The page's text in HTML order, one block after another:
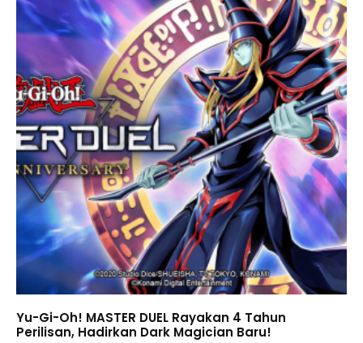
Yu-Gi-Oh! MASTER DUEL Rayakan 4 Tahun
Perilisan, Hadirkan Dark Magician Baru!